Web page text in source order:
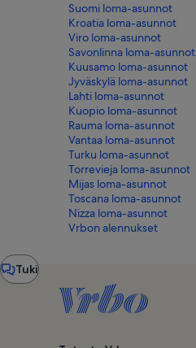
Suomi loma-asunnot
Kroatia loma-asunnot
Viro loma-asunnot
Savonlinna loma-asunnot
Kuusamo loma-asunnot
Jyväskylä loma-asunnot
Lahti loma-asunnot
Kuopio loma-asunnot
Rauma loma-asunnot
Vantaa loma-asunnot
Turku loma-asunnot
Torrevieja loma-asunnot
Mijas loma-asunnot
Toscana loma-asunnot
Nizza loma-asunnot
Vrbon alennukset
Tuki
Chatti-
ikkuna